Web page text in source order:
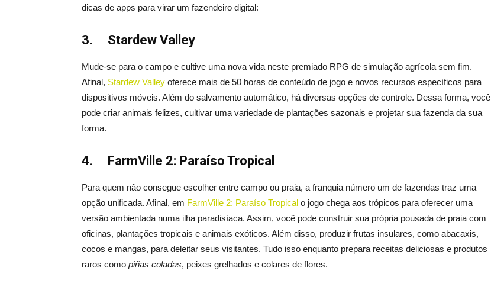
dicas de apps para virar um fazendeiro digital:
3. Stardew Valley
Mude-se para o campo e cultive uma nova vida neste premiado RPG de simulação agrícola sem fim.
Afinal, Stardew Valley oferece mais de 50 horas de conteúdo de jogo e novos recursos específicos para
dispositivos móveis. Além do salvamento automático, há diversas opções de controle. Dessa forma, você
pode criar animais felizes, cultivar uma variedade de plantações sazonais e projetar sua fazenda da sua
forma.
4. FarmVille 2: Paraíso Tropical
Para quem não consegue escolher entre campo ou praia, a franquia número um de fazendas traz uma
opção unificada. Afinal, em FarmVille 2: Paraíso Tropical o jogo chega aos trópicos para oferecer uma
versão ambientada numa ilha paradisíaca. Assim, você pode construir sua própria pousada de praia com
oficinas, plantações tropicais e animais exóticos. Além disso, produzir frutas insulares, como abacaxis,
cocos e mangas, para deleitar seus visitantes. Tudo isso enquanto prepara receitas deliciosas e produtos
raros como piñas coladas, peixes grelhados e colares de flores.